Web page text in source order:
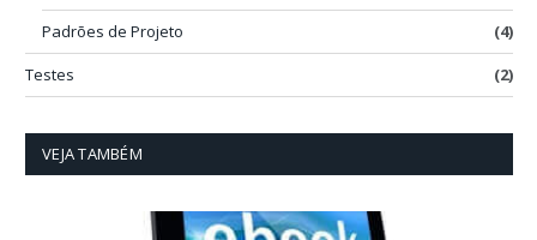
Padrões de Projeto
(4)
Testes
(2)
VEJA TAMBÉM